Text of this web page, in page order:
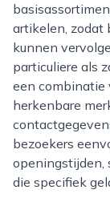
artikelen, zodat
kunnen
particuliere als
een combinatie
herkenbare
bezoekers
openingstijden,
die specifiek